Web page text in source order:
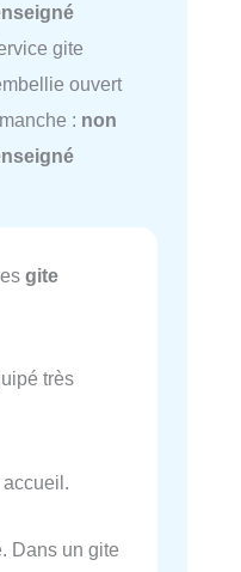
gite
ouvert
: non
gite
très
Dans un gite